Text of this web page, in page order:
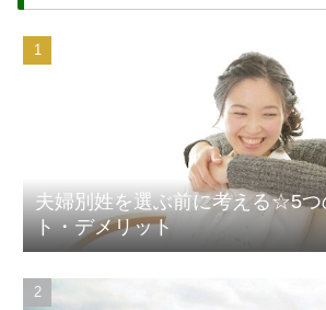
夫婦別姓を選ぶ前に考える☆5つ
ト・デメリット